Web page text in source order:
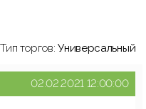
Тип торгов:Универсальный
02.02.2021 12:00:00